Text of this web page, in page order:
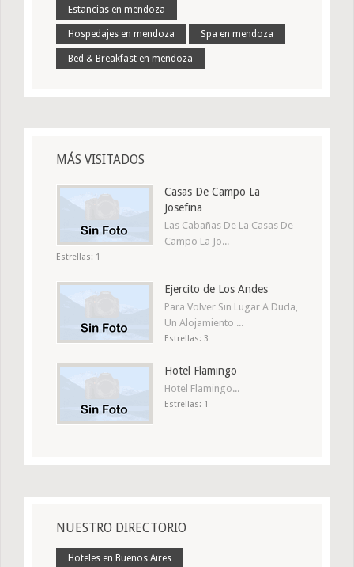
Estancias en mendoza
Hospedajes en mendoza Spa en mendoza
Bed & Breakfast en mendoza
MÁS VISITADOS
Casas De Campo La
Josefina
Las Cabañas De La Casas De
Campo La Jo...
Estrellas: 1
Ejercito de Los Andes
Para Volver Sin Lugar A Duda,
Un Alojamiento ...
Estrellas: 3
Hotel Flamingo
Hotel Flamingo...
Estrellas: 1
NUESTRO DIRECTORIO
Hoteles en Buenos Aires